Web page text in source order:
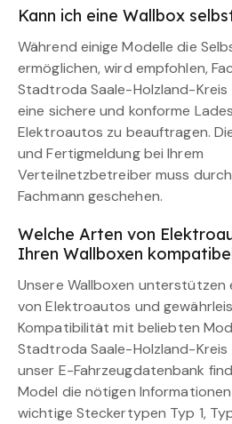
Kann ich eine Wallbox
Während einige Modelle die
ermöglichen, wird empfohlen,
Stadtroda Saale-Holzland-Kreis
eine sichere und konforme
Elektroautos zu beauftragen.
und Fertigmeldung bei Ihrem
Verteilnetzbetreiber muss
Fachmann geschehen.
Welche Arten von
Ihren Wallboxen
Unsere Wallboxen unterstützen
von Elektroautos und
Kompatibilität mit beliebten
Stadtroda Saale-Holzland-Kreis
unser E-Fahrzeugdatenbank
Model die nötigen
wichtige Steckertypen Typ 1,